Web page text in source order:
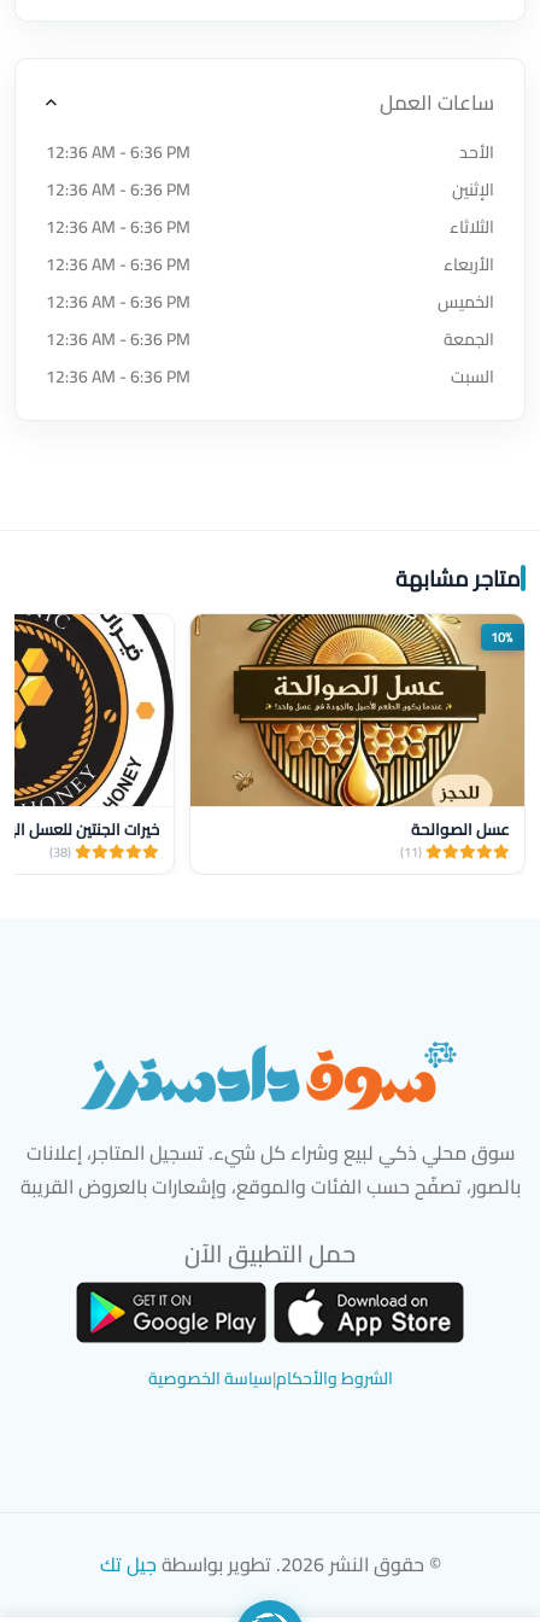
ساعات العمل
الأحد
12:36 AM - 6:36 PM
الإثنين
12:36 AM - 6:36 PM
الثلاثاء
12:36 AM - 6:36 PM
الأربعاء
12:36 AM - 6:36 PM
الخميس
12:36 AM - 6:36 PM
الجمعة
12:36 AM - 6:36 PM
السبت
12:36 AM - 6:36 PM
متاجر مشابهة
10%
عسل الصوالحة
(11)
خيرات الجنتين للعسل
(38)
سوق محلي ذكي لبيع وشراء كل شيء. تسجيل المتاجر، إعلانات
بالصور، تصفّح حسب الفئات والموقع، وإشعارات بالعروض القريبة
حمل التطبيق الآن
الشروط والأحكام|سياسة الخصوصية
© حقوق النشر 2026. تطوير بواسطة جيل تك